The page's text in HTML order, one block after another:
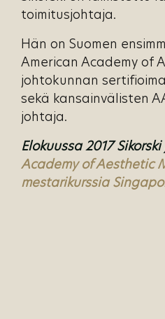
toimitusjohtaja.
Hän on Suomen
American Academy of
johtokunnan
sekä kansainvälisten
johtaja.
Elokuussa 2017
Academy of Aesthetic
mestarikurssia